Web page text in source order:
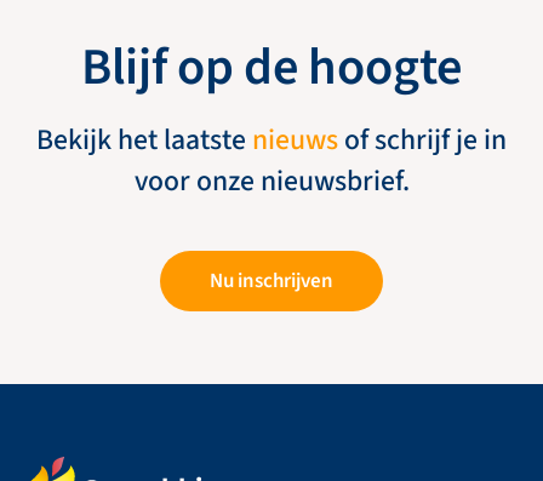
Blijf op de hoogte
Bekijk het laatste nieuwsof schrijf je in
voor onze nieuwsbrief.
Nu inschrijven